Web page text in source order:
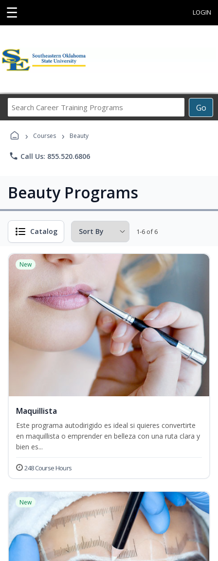
☰ LOGIN
Go
Career
› Courses › Beauty
phone Call Us: 855.520.6806
Beauty Programs
Catalog 1-6 of 6
New
Maquillista
Este programa autodirigido es ideal si quieres convertirte
en maquillista o emprender en belleza con una ruta clara y
bien es...
248 Course Hours
New